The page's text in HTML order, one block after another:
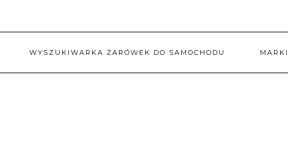
WYSZUKIWARKA ŻARÓWEK DO SAMOCHODU MARKI